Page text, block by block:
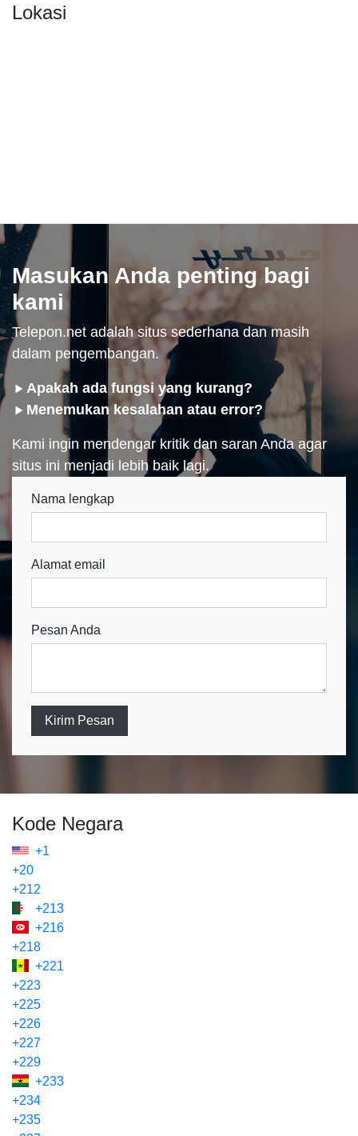
Lokasi
Masukan Anda penting bagi
kami
Telepon.net adalah situs sederhana dan masih
dalam pengembangan.
Apakah ada fungsi yang kurang?
Menemukan kesalahan atau error?
Kami ingin mendengar kritik dan saran Anda agar
situs ini menjadi lebih baik lagi.
Nama lengkap
Alamat email
Pesan Anda
Kirim Pesan
Kode Negara
+1
+20
+212
+213
+216
+218
+221
+223
+225
+226
+227
+229
+233
+234
+235